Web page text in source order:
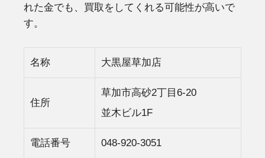
れた金でも、買取をしてくれる可能性が高いで
す。
名称 大黒屋草加店
住所
草加市高砂2丁目6-20
並木ビル1F
電話番号 048-920-3051